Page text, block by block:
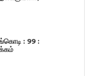
: 99 :